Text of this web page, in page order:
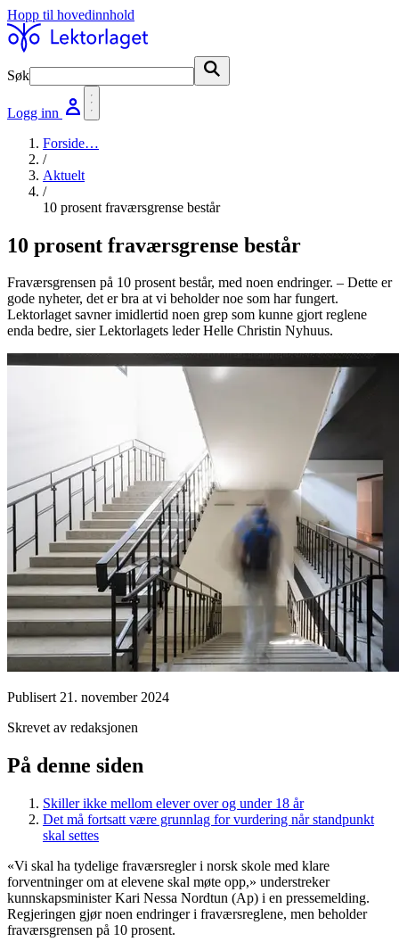
Hopp til hovedinnhold
Søk
Logg inn
Forside…
/
Aktuelt
/
10 prosent fraværsgrense består
10 prosent fraværsgrense består
Fraværsgrensen på 10 prosent består, med noen endringer. – Dette er
gode nyheter, det er bra at vi beholder noe som har fungert.
Lektorlaget savner imidlertid noen grep som kunne gjort reglene
enda bedre, sier Lektorlagets leder Helle Christin Nyhuus.
Publisert 21. november 2024
Skrevet av redaksjonen
På denne siden
Skiller ikke mellom elever over og under 18 år
Det må fortsatt være grunnlag for vurdering når standpunkt
skal settes
«Vi skal ha tydelige fraværsregler i norsk skole med klare
forventninger om at elevene skal møte opp,» understreker
kunnskapsminister Kari Nessa Nordtun (Ap) i en pressemelding.
Regjeringen gjør noen endringer i fraværsreglene, men beholder
fraværsgrensen på 10 prosent.